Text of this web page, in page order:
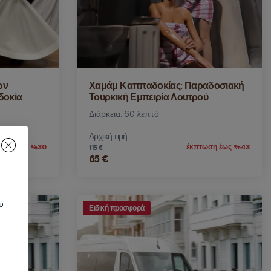
έως %30
Χαμάμ Καππαδοκίας: Παραδοσιακή
Τουρκική Εμπειρία Λουτρού
Διάρκεια: 60 λεπτό
Αρχική τιμή
115 €
65 €
έκπτωση έως %43
Ειδική προσφορά